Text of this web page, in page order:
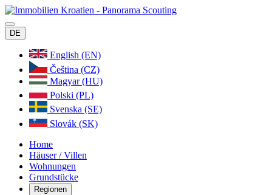
DE
English (EN)
Čeština (CZ)
Magyar (HU)
Polski (PL)
Svenska (SE)
Slovák (SK)
Home
Häuser / Villen
Wohnungen
Grundstücke
Regionen